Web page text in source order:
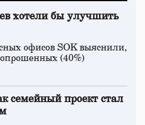
хотели бы улучшить
офисов SOK выяснили,
(40%)
семейный проект стал